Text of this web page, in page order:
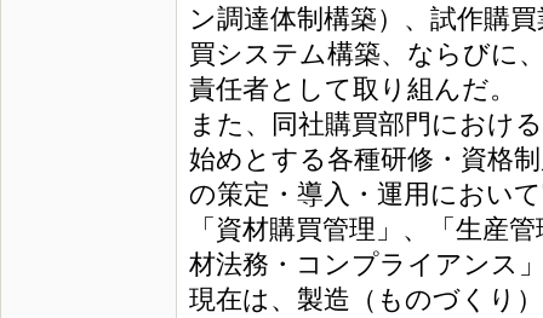
ン調達体制構築）、試作購
買システム構築、ならびに
責任者として取り組んだ。
また、同社購買部門におけ
始めとする各種研修・資格
の策定・導入・運用におい
「資材購買管理」、「生産
材法務・コンプライアンス
現在は、製造（ものづくり